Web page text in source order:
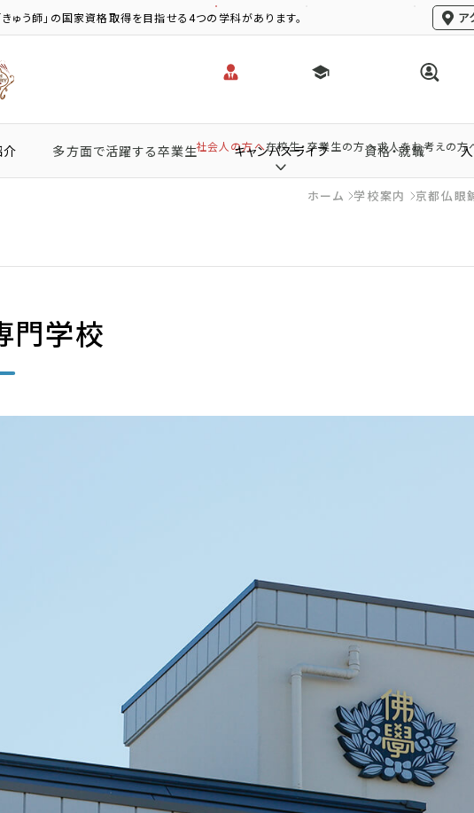
ゅう師」の国家資格取得を目指せる4つの学科があります。 ア
社会人の方へ在校生・卒業生の方へ求人をお考えの方
多方面で活躍する卒業生 キャンパスライフ 資格・就職
ホーム 学校案内 京都仏眼
門学校